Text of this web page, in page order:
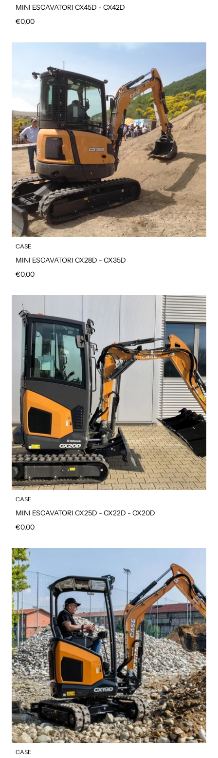
MINI ESCAVATORI CX45D - CX42D
Prezzo regolare
€0,00
CASE
MINI ESCAVATORI CX28D - CX35D
Prezzo regolare
€0,00
CASE
MINI ESCAVATORI CX25D - CX22D - CX20D
Prezzo regolare
€0,00
CASE